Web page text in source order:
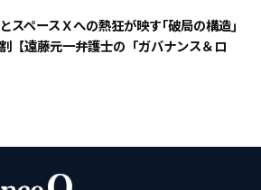
スペースＸへの熱狂が映す｢破局の構造｣
【遠藤元一弁護士の「ガバナンス＆ロ